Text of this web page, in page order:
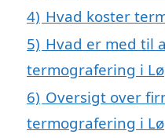
4) Hvad koster
5) Hvad er med til
termografering i
6) Oversigt over
termografering i